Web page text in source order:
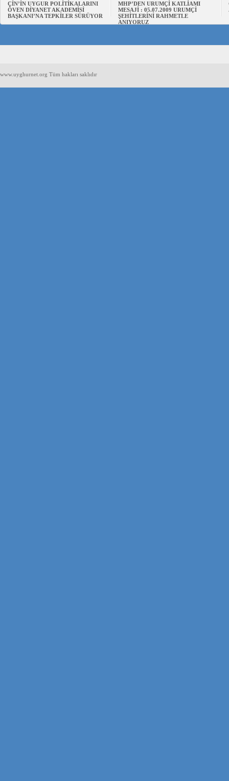
ÇİN’İN UYGUR POLİTİKALARINI
ÖVEN DİYANET AKADEMİSİ
BAŞKANI’NA TEPKİLER SÜRÜYOR
MHP’DEN URUMÇİ KATLİAMI
MESAJİ : 05.07.2009 URUMÇİ
ŞEHİTLERİNİ RAHMETLE
ANIYORUZ
www.uyghurnet.org Tüm hakları saklıdır